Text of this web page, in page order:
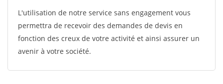
L'utilisation de notre service sans engagement vous
permettra de recevoir des demandes de devis en
fonction des creux de votre activité et ainsi assurer un
avenir à votre société.